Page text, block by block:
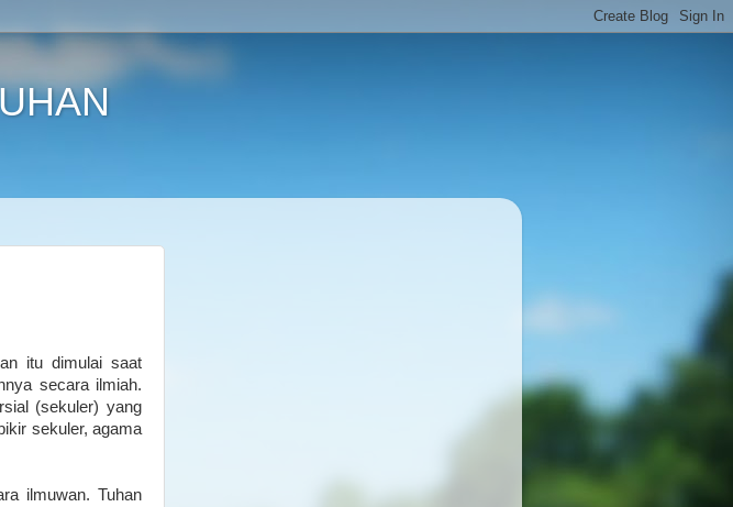
itu dimulai saat
secara ilmiah.
(sekuler) yang
sekuler, agama
ilmuwan. Tuhan